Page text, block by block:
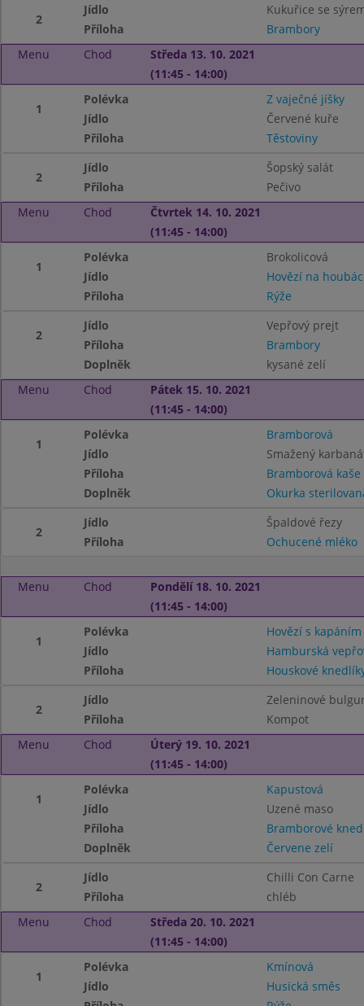
2
Jídlo
Kukuřice se
Příloha
Brambory
Menu
Chod
Středa 13. 10. 2021
(11:45 - 14:00)
1
Polévka
Z vaječné jíšky
Jídlo
Červené kuře
Příloha
Těstoviny
2
Jídlo
Šopský salát
Příloha
Pečivo
Menu
Chod
Čtvrtek 14. 10. 2021
(11:45 - 14:00)
1
Polévka
Brokolicová
Jídlo
Hovězí na
Příloha
Rýže
2
Jídlo
Vepřový prejt
Příloha
Brambory
Doplněk
kysané zelí
Menu
Chod
Pátek 15. 10. 2021
(11:45 - 14:00)
1
Polévka
Bramborová
Jídlo
Smažený
Příloha
Bramborová kaše
Doplněk
Okurka
2
Jídlo
Špaldové řezy
Příloha
Ochucené mléko
Menu Chod
Pondělí 18. 10. 2021
(11:45 - 14:00)
1
Polévka
Hovězí s kapáním
Jídlo
Hamburská
Příloha
Houskové
2
Jídlo
Zeleninové
Příloha
Kompot
Menu
Chod
Úterý 19. 10. 2021
(11:45 - 14:00)
1
Polévka
Kapustová
Jídlo
Uzené maso
Příloha
Bramborové
Doplněk
Červene zelí
2
Jídlo
Chilli Con Carne
Příloha
chléb
Menu
Chod
Středa 20. 10. 2021
(11:45 - 14:00)
1
Polévka
Kmínová
Jídlo
Husická směs